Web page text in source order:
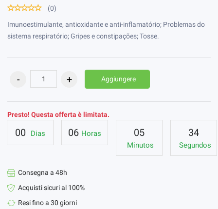
(0)
Imunoestimulante, antioxidante e anti-inflamatório; Problemas do
sistema respiratório; Gripes e constipações; Tosse.
Aggiungere
Presto! Questa offerta è limitata.
00 Dias 06 Horas 05
Minutos
34
Segundos
Consegna a 48h
Acquisti sicuri al 100%
Resi fino a 30 giorni